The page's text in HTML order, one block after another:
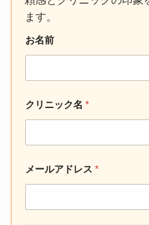
ます。
お名前
クリニック名*
メールアドレス*